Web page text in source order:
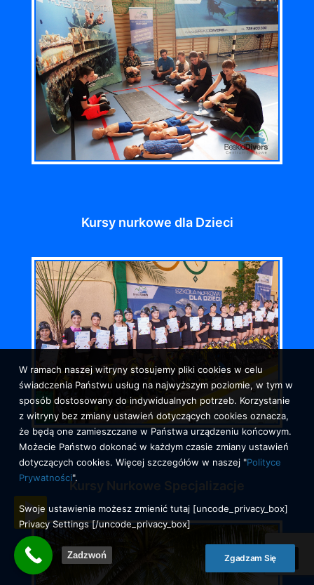
Kursy nurkowe dla Dzieci
Kursy Nurkowe Specjalizacje
Zadzwoń
W ramach naszej witryny stosujemy pliki cookies w celu
świadczenia Państwu usług na najwyższym poziomie, w tym w
sposób dostosowany do indywidualnych potrzeb. Korzystanie
z witryny bez zmiany ustawień dotyczących cookies oznacza,
że będą one zamieszczane w Państwa urządzeniu końcowym.
Możecie Państwo dokonać w każdym czasie zmiany ustawień
dotyczących cookies. Więcej szczegółów w naszej "Polityce
Prywatności".
Swoje ustawienia możesz zmienić tutaj [uncode_privacy_box]
Privacy Settings [/uncode_privacy_box]
Zgadzam Się